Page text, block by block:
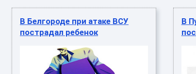
В Белгороде при атаке ВСУ
пострадал ребенок
В